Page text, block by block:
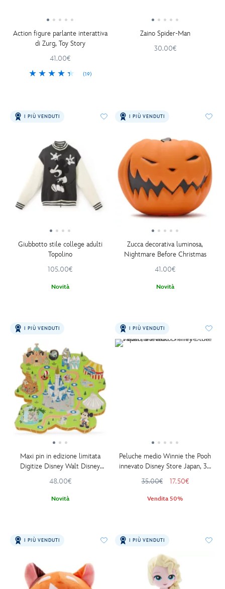
Action figure parlante interattiva
di Zurg, Toy Story
41.00€
(19)
Zaino Spider-Man
30.00€
I PIÙ VENDUTI
Giubbotto stile college adulti
Topolino
105.00€
Novità
I PIÙ VENDUTI
Zucca decorativa luminosa,
Nightmare Before Christmas
41.00€
Novità
I PIÙ VENDUTI
Maxi pin in edizione limitata
Digitize Disney Walt Disney
48.00€
Novità
I PIÙ VENDUTI
Peluche medio Winnie the Pooh
innevato Disney Store Japan, 30
35.00€ 17.50€
Vendita 50%
I PIÙ VENDUTI I PIÙ VENDUTI